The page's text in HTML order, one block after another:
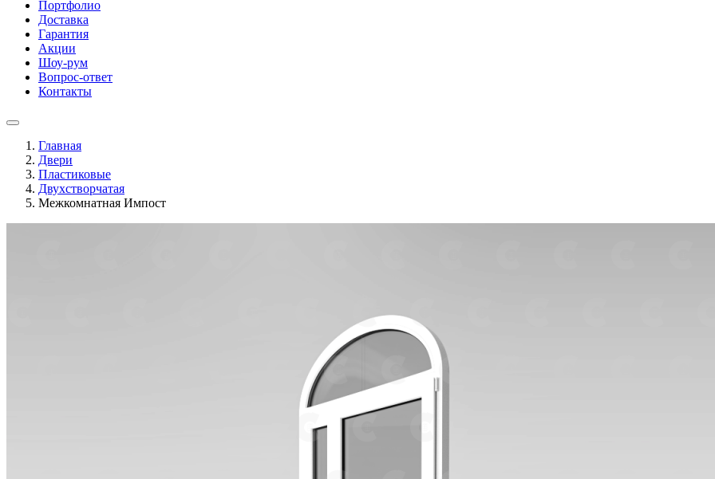
Портфолио
Доставка
Гарантия
Акции
Шоу-рум
Вопрос-ответ
Контакты
Главная
Двери
Пластиковые
Двухстворчатая
Межкомнатная Импост